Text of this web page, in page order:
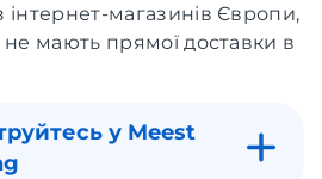
інтернет-магазинів Європи,
мають прямої доставки в
у Meest